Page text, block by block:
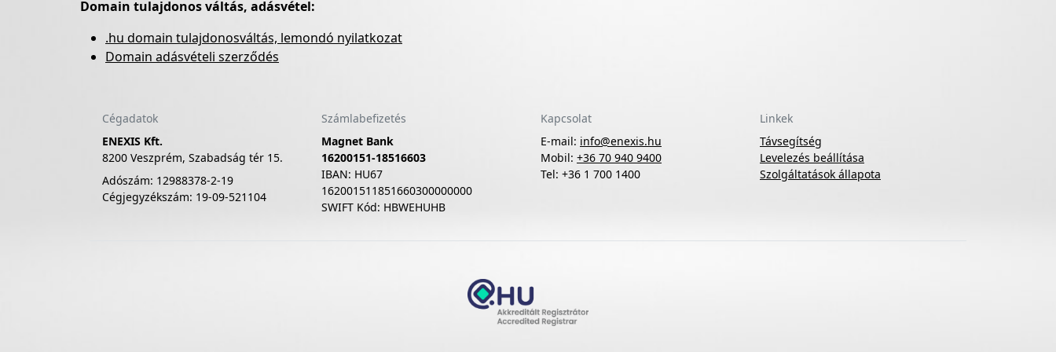
Domain tulajdonos váltás, adásvétel:
.hu domain tulajdonosváltás, lemondó nyilatkozat
Domain adásvételi szerződés
Cégadatok
ENEXIS Kft.
8200 Veszprém, Szabadság tér 15.
Adószám: 12988378-2-19
Cégjegyzékszám: 19-09-521104
Számlabefizetés
Magnet Bank
16200151-18516603
IBAN: HU67
162001511851660300000000
SWIFT Kód: HBWEHUHB
Kapcsolat
E-mail: info@enexis.hu
Mobil: +36 70 940 9400
Tel: +36 1 700 1400
Linkek
Távsegítség
Levelezés beállítása
Szolgáltatások állapota